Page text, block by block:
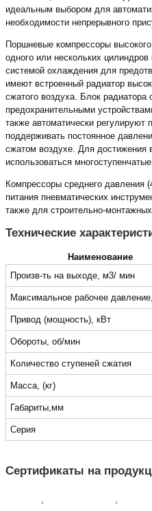
идеальным выбором для
необходимости непрерывного
Поршневые компрессоры
одного или нескольких
системой охлаждения для
имеют встроенный радиатор
сжатого воздуха. Блок
предохранительными
также автоматически регулируют
поддерживать постоянное
сжатом воздухе. Для достижения
использоваться
Компрессоры среднего давления
питания пневматических
также для строительно-
Технические
Наименование
Произв-ть на выходе, м3/ мин
Максимальное рабочее
Привод (мощность), кВт
Обороты, об/мин
Количество ступеней сжатия
Масса, (кг)
Габариты,мм
Серия
Сертификаты на